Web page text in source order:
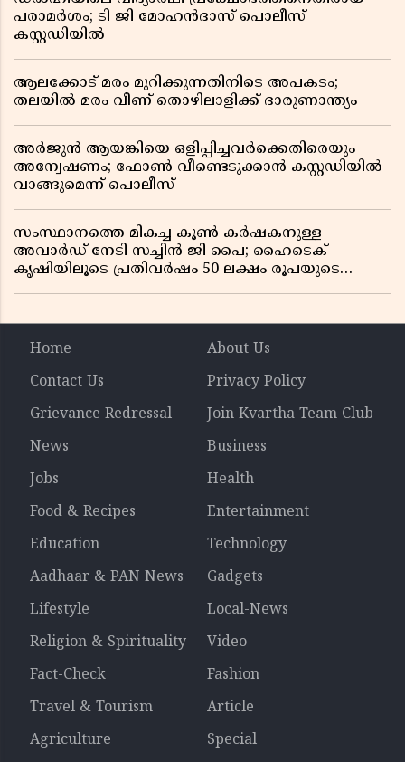
പരാമർശം; ടി ജി മോഹൻദാസ് പൊലീസ്
കസ്റ്റഡിയിൽ
ആലക്കോട് മരം മുറിക്കുന്നതിനിടെ അപകടം;
തലയിൽ മരം വീണ് തൊഴിലാളിക്ക് ദാരുണാന്ത്യം
അർജുൻ ആയങ്കിയെ ഒളിപ്പിച്ചവർക്കെതിരെയും
അന്വേഷണം; ഫോൺ വീണ്ടെടുക്കാൻ കസ്റ്റഡിയിൽ
വാങ്ങുമെന്ന് പൊലീസ്
സംസ്ഥാനത്തെ മികച്ച കൂൺ കർഷകനുള്ള
അവാർഡ് നേടി സച്ചിൻ ജി പൈ; ഹൈടെക്
കൃഷിയിലൂടെ പ്രതിവർഷം 50 ലക്ഷം രൂപയുടെ
Home
About Us
Contact Us
Privacy Policy
Grievance Redressal
Join Kvartha Team Club
News
Business
Jobs
Health
Food & Recipes
Entertainment
Education
Technology
Aadhaar & PAN News
Gadgets
Lifestyle
Local-News
Religion & Spirituality
Video
Fact-Check
Fashion
Travel & Tourism
Article
Agriculture
Special